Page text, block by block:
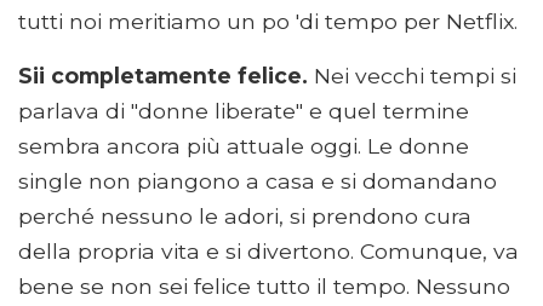
tutti noi meritiamo un po 'di tempo per Netflix.
Sii completamente felice. Nei vecchi tempi si
parlava di "donne liberate" e quel termine
sembra ancora più attuale oggi. Le donne
single non piangono a casa e si domandano
perché nessuno le adori, si prendono cura
della propria vita e si divertono. Comunque, va
bene se non sei felice tutto il tempo. Nessuno